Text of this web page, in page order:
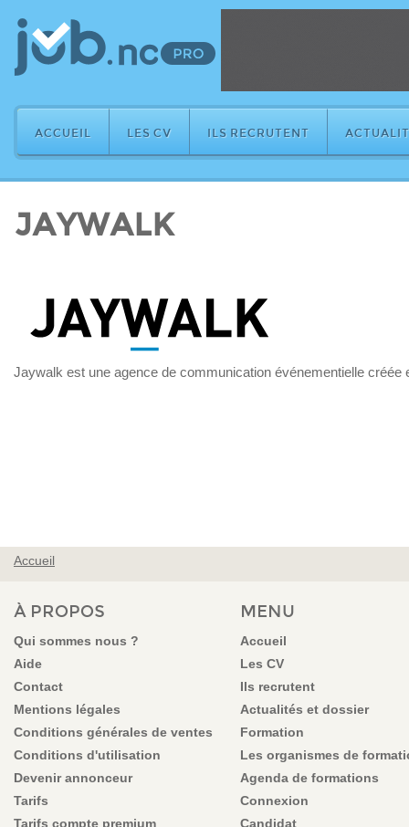
ACCUEIL LES CV ILS RECRUTENT
JAYWALK
Jaywalk est une agence de communication événementielle créée
VOUS ÊTES ICI
Accueil
À PROPOS
Qui sommes nous ?
Aide
Contact
Mentions légales
Conditions générales de ventes
Conditions d'utilisation
Devenir annonceur
Tarifs
Tarifs compte premium
MENU
Accueil
Les CV
Ils recrutent
Actualités et dossier
Formation
Les organismes de
Agenda de formations
Connexion
Candidat